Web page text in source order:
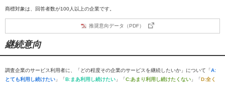
商標対象は、回答者数が100人以上の企業です。
推奨意向データ（PDF）
継続意向
調査企業のサービス利用者に、「どの程度その企業のサービスを継続したいか」について「A:
とても利用し続けたい 」「B:まあ利用し続けたい 」「C:あまり利用し続けたくない 」「D:全く